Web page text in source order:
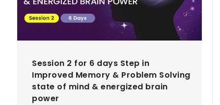
Session 2 for 6 days Step in
Improved Memory & Problem Solving
state of mind & energized brain
power